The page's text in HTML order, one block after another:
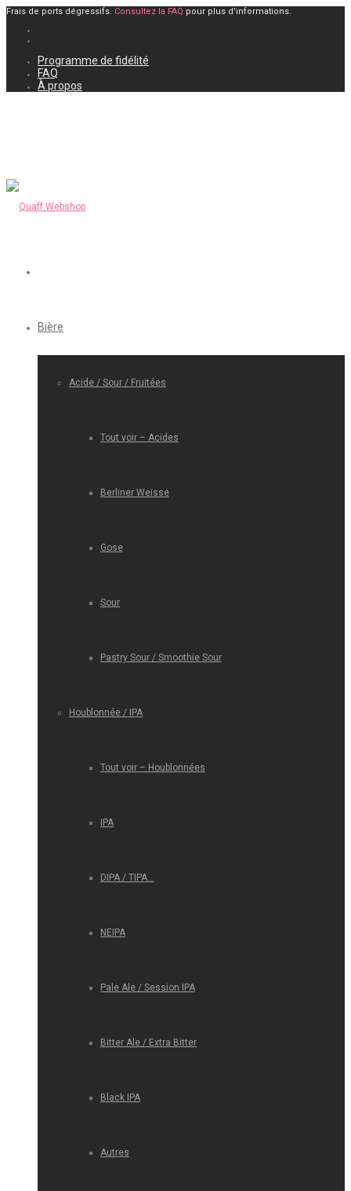
Frais de ports dégressifs. Consultez la FAQ pour plus d'informations.
Programme de fidélité
FAQ
À propos
Bière
Acide / Sour / Fruitées
Tout voir – Acides
Berliner Weisse
Gose
Sour
Pastry Sour / Smoothie Sour
Houblonnée / IPA
Tout voir – Houblonnées
IPA
DIPA / TIPA…
NEIPA
Pale Ale / Session IPA
Bitter Ale / Extra Bitter
Black IPA
Autres